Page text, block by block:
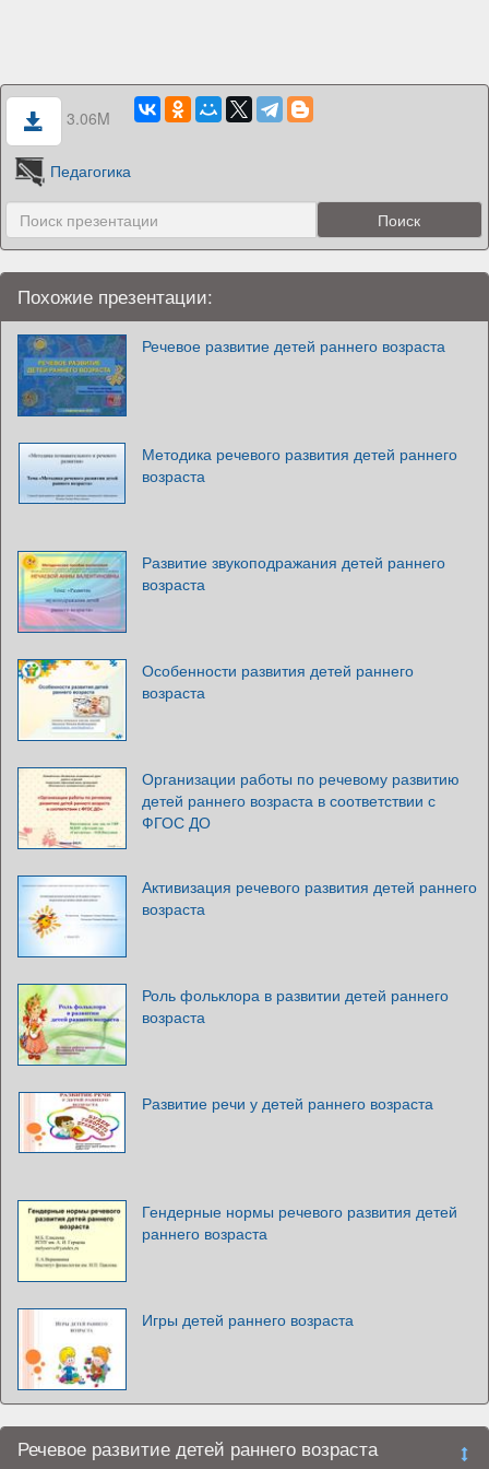
3.06M
Педагогика
Похожие презентации:
Речевое развитие детей раннего возраста
Методика речевого развития детей раннего
возраста
Развитие звукоподражания детей раннего
возраста
Особенности развития детей раннего
возраста
Организации работы по речевому развитию
детей раннего возраста в соответствии с
ФГОС ДО
Активизация речевого развития детей раннего
возраста
Роль фольклора в развитии детей раннего
возраста
Развитие речи у детей раннего возраста
Гендерные нормы речевого развития детей
раннего возраста
Игры детей раннего возраста
Речевое развитие детей раннего возраста